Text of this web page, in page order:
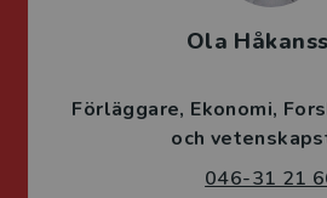
Ola
Förläggare Ekonomi
och
046-31 21